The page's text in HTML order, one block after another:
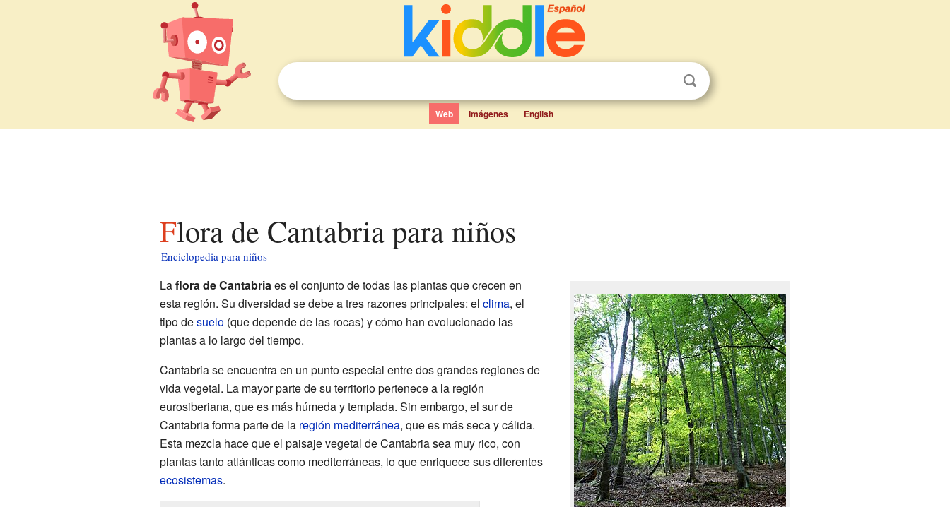
Web Imágenes English
Flora de Cantabria para niños
Enciclopedia para niños
Laflora de Cantabriaes el conjunto de todas las plantas que crecen en
esta región. Su diversidad se debe a tres razones principales: el clima, el
tipo desuelo(que depende de las rocas) y cómo han evolucionado las
plantas a lo largo del tiempo.
Cantabria se encuentra en un punto especial entre dos grandes regiones de
vida vegetal. La mayor parte de su territorio pertenece a la región
eurosiberiana, que es más húmeda y templada. Sin embargo, el sur de
Cantabria forma parte de la región mediterránea, que es más seca y cálida.
Esta mezcla hace que el paisaje vegetal de Cantabria sea muy rico, con
plantas tanto atlánticas como mediterráneas, lo que enriquece sus diferentes
ecosistemas.